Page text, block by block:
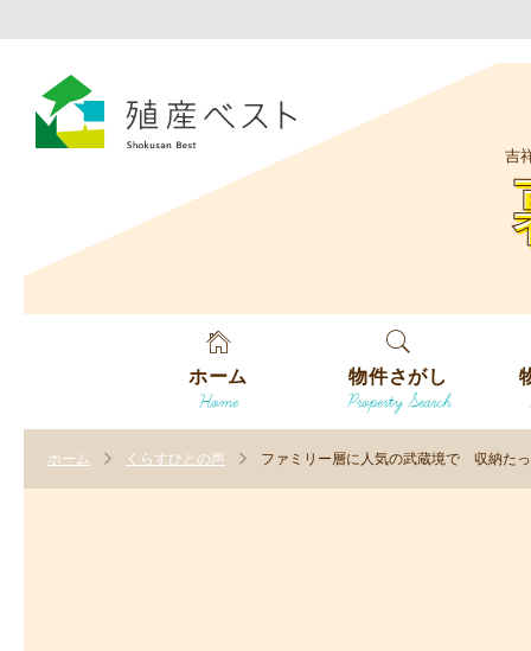
吉
ホーム
Home
物件さがし
Property Search
す
ホーム くらすひとの声 ファミリー層に人気の武蔵境で 収納た